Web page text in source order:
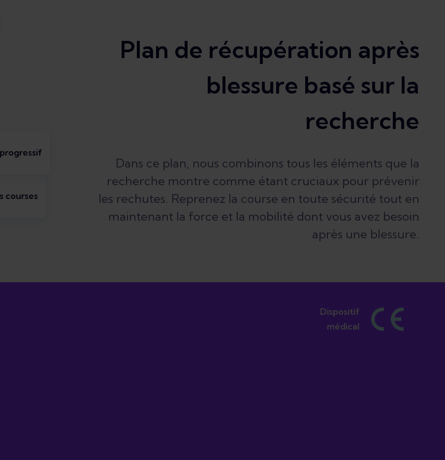
courses
Plan de récupération après
blessure basé sur la
recherche
Dans ce plan, nous combinons tous les éléments que la
recherche montre comme étant cruciaux pour prévenir
les rechutes. Reprenez la course en toute sécurité tout en
maintenant la force et la mobilité dont vous avez besoin
après une blessure.
Dispositif
médical